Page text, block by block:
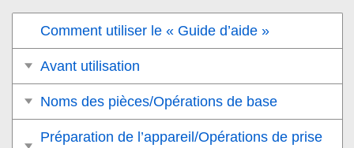
Comment utiliser le « Guide d’aide »
Avant utilisation
Noms des pièces/Opérations de base
Préparation de l’appareil/Opérations de prise